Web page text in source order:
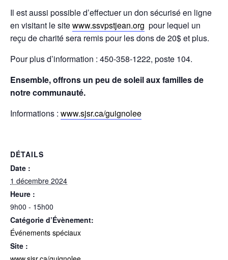
Il est aussi possible d’effectuer un don sécurisé en ligne
en visitant le sitewww.ssvpstjean.org pour lequel un
reçu de charité sera remis pour les dons de 20$ et plus.
Pour plus d’information : 450-358-1222, poste 104.
Ensemble, offrons un peu de soleil aux familles de
notre communauté.
Informations : www.sjsr.ca/guignolee
DÉTAILS
Date :
1 décembre 2024
Heure :
9h00 - 15h00
Catégorie d’Évènement:
Événements spéciaux
Site :